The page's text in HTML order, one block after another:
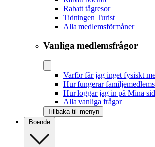
Rabatt tågresor
Tidningen Turist
Alla medlemsförmåner
Vanliga medlemsfrågor
Varför får jag inget fysiskt
Hur fungerar
Hur loggar jag in på Mina
Alla vanliga frågor
Tillbaka till menyn
Boende